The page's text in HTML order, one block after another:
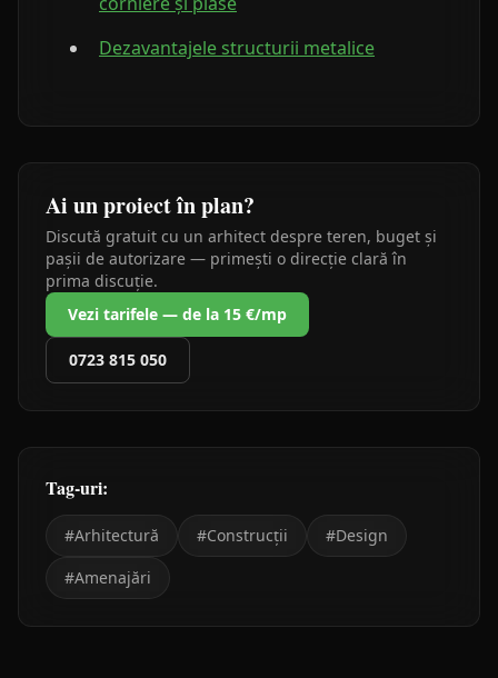
Dezavantajele structurii metalice
Ai un proiect în plan?
Discută gratuit cu un arhitect despre teren, buget și
pașii de autorizare — primești o direcție clară în
prima discuție.
Vezi tarifele — de la 15 €/mp
0723 815 050
Tag-uri:
#Arhitectură #Construcții #Design
#Amenajări